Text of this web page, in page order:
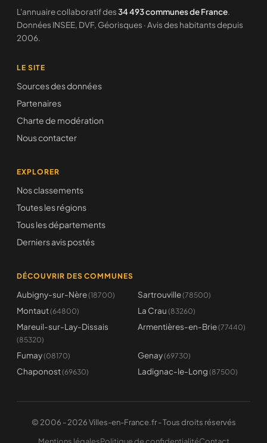
L'annuaire collaboratif des34 493 communes de France.
Données INSEE, DVF, Géorisques · Avis des habitants depuis
2006.
LE SITE
Sources des données
Partenaires
Charte de modération
Nous contacter
EXPLORER
Nos classements
Toutes les régions
Tous les départements
Derniers avis postés
DÉCOUVRIR DES COMMUNES
Aubigny-sur-Nère(18700) Sartrouville(78500)
Montaut(64800) La Crau (83260)
Mareuil-sur-Lay-Dissais
(85320)
Armentières-en-Brie(77440)
Fumay(08170) Genay(69730)
Chaponost(69630) Ladignac-le-Long (87500)
© 2006 - 2026 Villes-en-France.fr - Tous droits réservés